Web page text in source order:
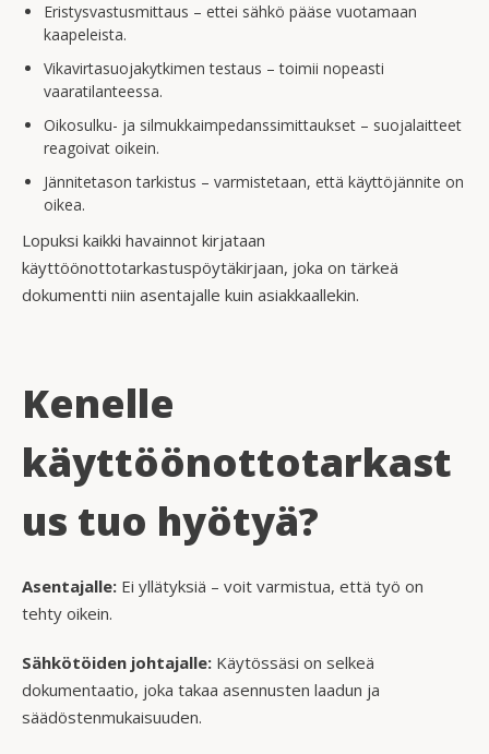
Eristysvastusmittaus – ettei sähkö pääse vuotamaan
kaapeleista.
Vikavirtasuojakytkimen testaus – toimii nopeasti
vaaratilanteessa.
Oikosulku- ja silmukkaimpedanssimittaukset – suojalaitteet
reagoivat oikein.
Jännitetason tarkistus – varmistetaan, että käyttöjännite on
oikea.
Lopuksi kaikki havainnot kirjataan
käyttöönottotarkastuspöytäkirjaan, joka on tärkeä
dokumentti niin asentajalle kuin asiakkaallekin.
Kenelle
käyttöönottotarkast
us tuo hyötyä?
Asentajalle: Ei yllätyksiä – voit varmistua, että työ on
tehty oikein.
Sähkötöiden johtajalle: Käytössäsi on selkeä
dokumentaatio, joka takaa asennusten laadun ja
säädöstenmukaisuuden.